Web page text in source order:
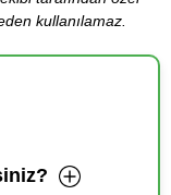
kullanılamaz.